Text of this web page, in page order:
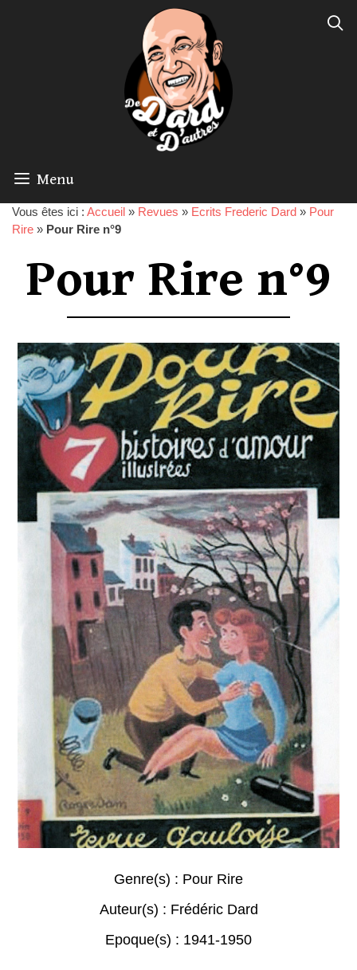
Menu
Vous êtes ici : Accueil » Revues » Ecrits Frederic Dard » Pour
Rire » Pour Rire n°9
Pour Rire n°9
Genre(s) : Pour Rire
Auteur(s) : Frédéric Dard
Epoque(s) : 1941-1950